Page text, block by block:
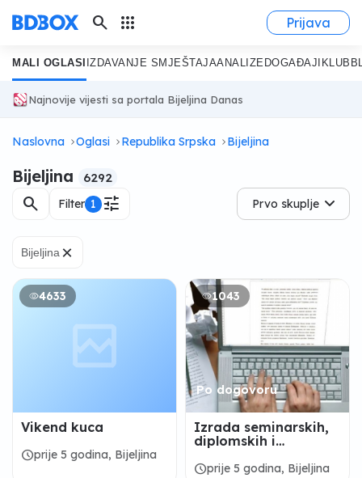
search apps Prijava
MALI OGLASI IZDAVANJE SMJEŠTAJAANALIZE DOGAĐAJI KLUB
Najnovije vijesti sa portala Bijeljina Danas
Naslovna Oglasi Republika Srpska Bijeljina
Bijeljina 6292
search Filter 1 tune Prvo skuplje
Bijeljina×
4633
Vikend kuca
scheduleprije 5 godina, Bijeljina
1043
Po dogovoru
Izrada seminarskih,
diplomskih i
scheduleprije 5 godina, Bijeljina